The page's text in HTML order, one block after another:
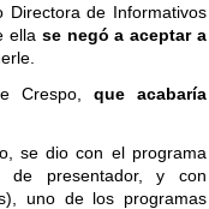
Directora de Informativos
ella se negó a aceptar a
Crespo,que acabaría
se dio con el programa
de presentador, y con
uno de los programas